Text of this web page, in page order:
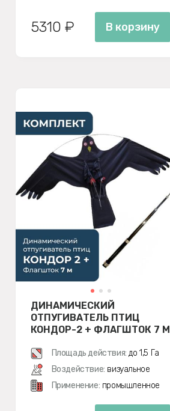
5310 ₽ В корзину
ДИНАМИЧЕСКИЙ
ОТПУГИВАТЕЛЬ ПТИЦ
КОНДОР-2 + ФЛАГШТОК 7 М
Площадь действия: до 1,5 Га
Воздействие: визуальное
Применение: промышленное